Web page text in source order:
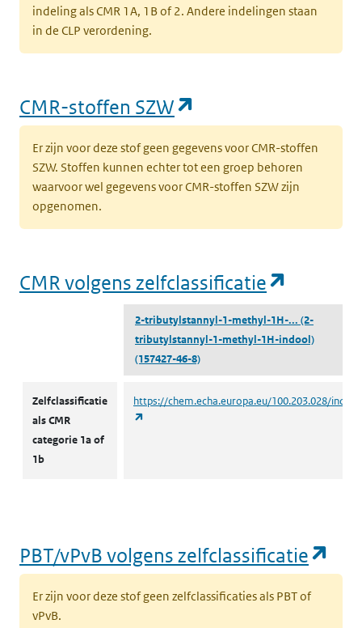
indeling als CMR 1A, 1B of 2. Andere indelingen staan
in de CLP verordening.
CMR-stoffen SZW
Er zijn voor deze stof geen gegevens voor CMR-stoffen
SZW. Stoffen kunnen echter tot een groep behoren
waarvoor wel gegevens voor CMR-stoffen SZW zijn
opgenomen.
CMR volgens zelfclassificatie
2-tributylstannyl-1-methyl-1H-... (2-
tributylstannyl-1-methyl-1H-indool)
(157427-46-8)
Zelfclassificatie
als CMR
categorie 1a of
1b
https://chem.echa.europa.eu/100.203.028/
PBT/vPvB volgens zelfclassificatie
Er zijn voor deze stof geen zelfclassificaties als PBT of
vPvB.